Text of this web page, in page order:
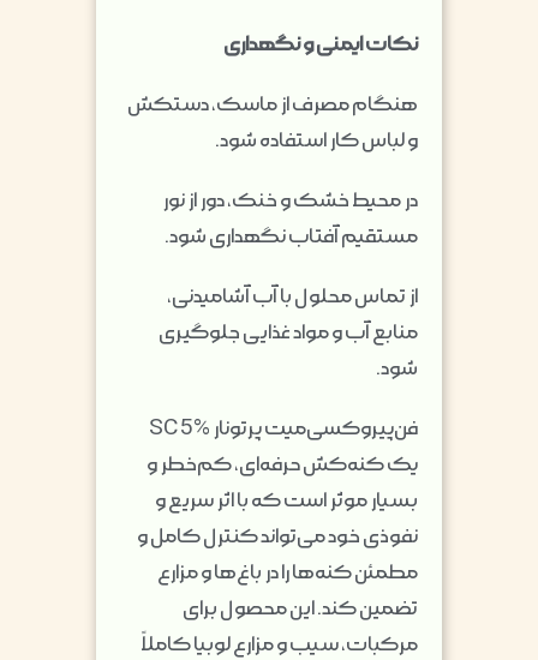
نکات ایمنی و نگهداری
هنگام مصرف از ماسک، دستکش
و لباس کار استفاده شود.
در محیط خشک و خنک، دور از نور
مستقیم آفتاب نگهداری شود.
از تماس محلول با آب آشامیدنی،
منابع آب و مواد غذایی جلوگیری
شود.
فن‌پیروکسی‌میت پرتونار SC 5%
یک کنه‌کش حرفه‌ای، کم‌خطر و
بسیار موثر است که با اثر سریع و
نفوذی خود می‌تواند کنترل کامل و
مطمئن کنه‌ها را در باغ‌ها و مزارع
تضمین کند. این محصول برای
مرکبات، سیب و مزارع لوبیا کاملاً